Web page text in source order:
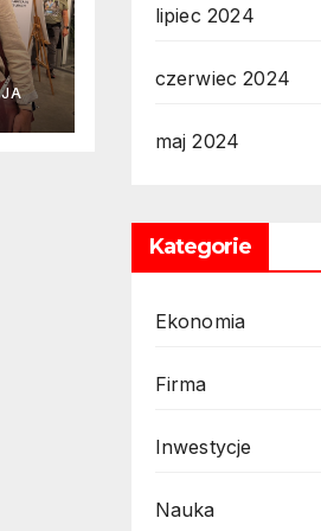
lipiec 2024
czerwiec 2024
maj 2024
Kategorie
Ekonomia
Firma
Inwestycje
Nauka